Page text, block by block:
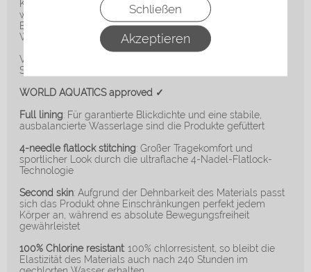
Schließen
Akzeptieren
Kompression und passt sich der Ergonomie an, somit
werden Schwimmerin und Anzug eins. Wähle diesen
Einteiler im Colourblock-Design für deinen nächsten
Wettkämpfe und Trainings!
V-Träger
Silicone Tapes
WORLD AQUATICS approved ✓
Full lining: Für garantierte Blickdichte und eine stabile,
ausbalancierte Wasserlage sind die Produkte gefüttert
4-needle flatlock stitching: Großer Tragekomfort und
sportlicher Look durch die ultraflache 4-Nadel-Flatlock-
Technologie
Second skin: Aufgrund der Dehnbarkeit des Materials passt
sich das Produkt ohne Einschränkungen perfekt jedem
Körper an, während es absolute Bewegungsfreiheit
gewährleistet
100% Chlorine resistant: 100% chlorresistent, so bleibt die
Elastizität des Materials auch nach 240 Stunden im